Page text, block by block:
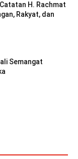
H. Rachmat
Rakyat, dan
Semangat